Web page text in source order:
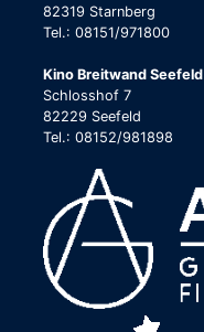
82319 Starnberg
Tel.: 08151/971800
Kino Breitwand Seefeld
Schlosshof 7
82229 Seefeld
Tel.: 08152/981898